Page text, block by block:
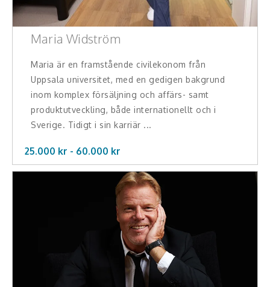
Maria Widström
Maria är en framstående civilekonom från
Uppsala universitet, med en gedigen bakgrund
inom komplex försäljning och affärs- samt
produktutveckling, både internationellt och i
Sverige. Tidigt i sin karriär ...
25.000 kr - 60.000 kr